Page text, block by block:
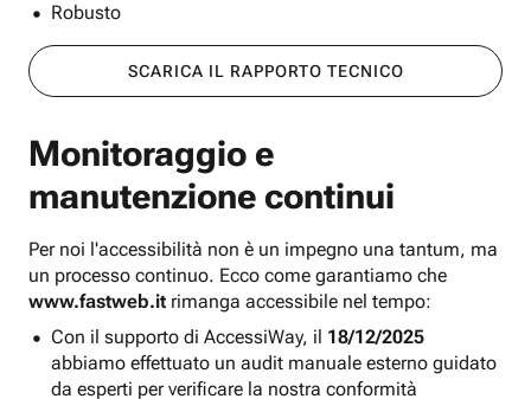
Robusto
SCARICA IL RAPPORTO TECNICO
Monitoraggio e
manutenzione continui
Per noi l'accessibilità non è un impegno una tantum, ma
un processo continuo. Ecco come garantiamo che
www.fastweb.it rimanga accessibile nel tempo:
Con il supporto di AccessiWay, il 18/12/2025
abbiamo effettuato un audit manuale esterno guidato
da esperti per verificare la nostra conformità